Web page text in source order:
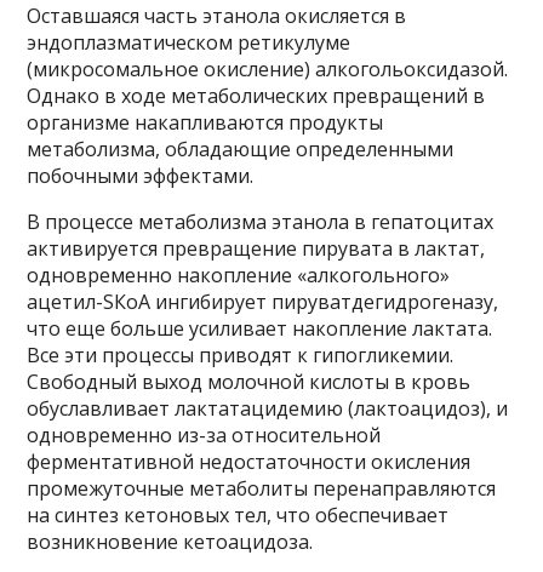
Оставшаяся часть этанола окисляется в
эндоплазматическом ретикулуме
(микросомальное окисление) алкогольоксидазой.
Однако в ходе метаболических превращений в
организме накапливаются продукты
метаболизма, обладающие определенными
побочными эффектами.
В процессе метаболизма этанола в гепатоцитах
активируется превращение пирувата в лактат,
одновременно накопление «алкогольного»
ацетил-SКоА ингибирует пируватдегидрогеназу,
что еще больше усиливает накопление лактата.
Все эти процессы приводят к гипогликемии.
Свободный выход молочной кислоты в кровь
обуславливает лактатацидемию (лактоацидоз), и
одновременно из-за относительной
ферментативной недостаточности окисления
промежуточные метаболиты перенаправляются
на синтез кетоновых тел, что обеспечивает
возникновение кетоацидоза.